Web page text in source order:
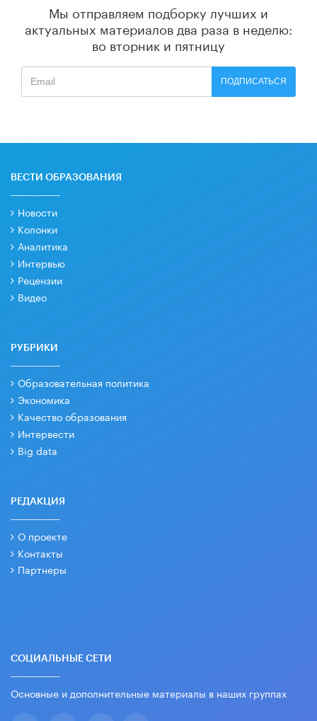
Мы отправляем подборку лучших и
актуальных материалов два раза в неделю:
во вторник и пятницу
ПОДПИСАТЬСЯ
ВЕСТИ ОБРАЗОВАНИЯ
Новости
Колонки
Аналитика
Интервью
Рецензии
Видео
РУБРИКИ
Образовательная политика
Экономика
Качество образования
Интервести
Big data
РЕДАКЦИЯ
О проекте
Контакты
Партнеры
СОЦИАЛЬНЫЕ СЕТИ
Основные и дополнительные материалы в наших группах